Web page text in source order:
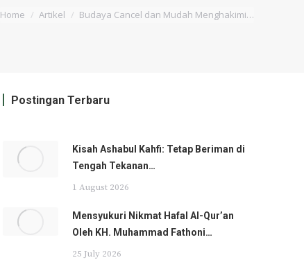
You are here:
Home Artikel Budaya Cancel dan Mudah Menghakimi…
Postingan Terbaru
Kisah Ashabul Kahfi: Tetap Beriman di
Tengah Tekanan…
1 August 2026
Mensyukuri Nikmat Hafal Al-Qur’an
Oleh KH. Muhammad Fathoni…
25 July 2026